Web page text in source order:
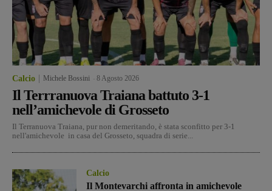
Calcio Michele Bossini 8 Agosto 2026
Il Terrranuova Traiana battuto 3-1
nell’amichevole di Grosseto
Il Terranuova Traiana, pur non demeritando, è stata sconfitto per 3-1
nell'amichevole in casa del Grosseto, squadra di serie...
Calcio
Il Montevarchi affronta in amichevole